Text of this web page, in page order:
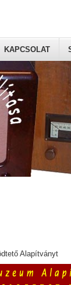
KAPCSOLAT
Alapítványt